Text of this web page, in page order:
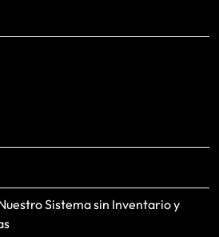
Sistema sin Inventario y